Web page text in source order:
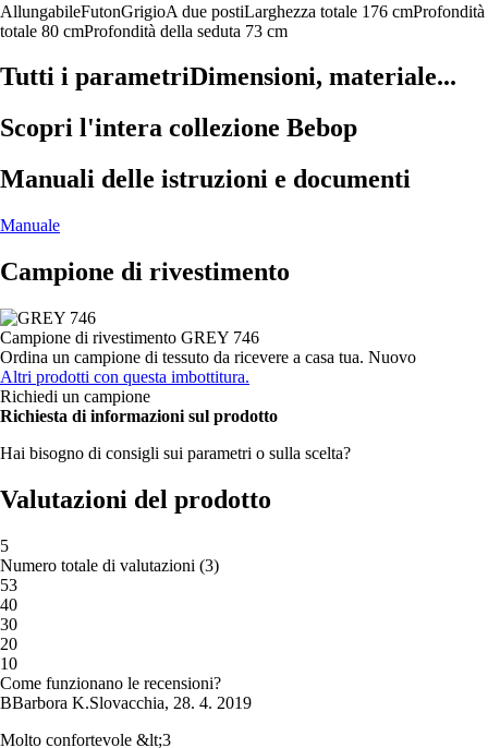
AllungabileFutonGrigioA due postiLarghezza totale 176 cmProfondità
totale 80 cmProfondità della seduta 73 cm
Tutti i parametriDimensioni, materiale...
Scopri l'intera collezione Bebop
Manuali delle istruzioni e documenti
Manuale
Campione di rivestimento
Campione di rivestimento GREY 746
Ordina un campione di tessuto da ricevere a casa tua. Nuovo
Altri prodotti con questa imbottitura.
Richiedi un campione
Richiesta di informazioni sul prodotto
Hai bisogno di consigli sui parametri o sulla scelta?
Valutazioni del prodotto
5
Numero totale di valutazioni (3)
53
40
30
20
10
Come funzionano le recensioni?
BBarbora K.Slovacchia, 28. 4. 2019
Molto confortevole &lt;3